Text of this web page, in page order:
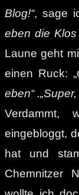
Blog!“, sage
eben die
Laune geht
einen Ruck: „
eben“
eingebloggt,
hat und
Chemnitzer